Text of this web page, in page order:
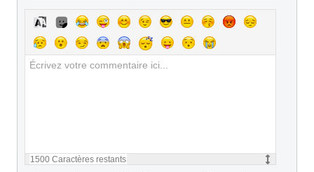
1500 Caractères restants